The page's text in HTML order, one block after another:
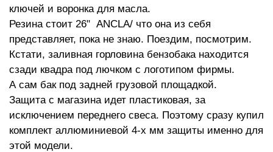
ключей и воронка для масла.
Резина стоит 26" ANCLA/ что она из себя
представляет, пока не знаю. Поездим, посмотрим.
Кстати, заливная горловина бензобака находится
сзади квадра под лючком с логотипом фирмы.
А сам бак под задней грузовой площадкой.
Защита с магазина идет пластиковая, за
исключением переднего свеса. Поэтому сразу купил
комплект аллюминиевой 4-х мм защиты именно для
этой модели.